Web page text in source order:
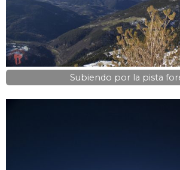
Subiendo por la pista